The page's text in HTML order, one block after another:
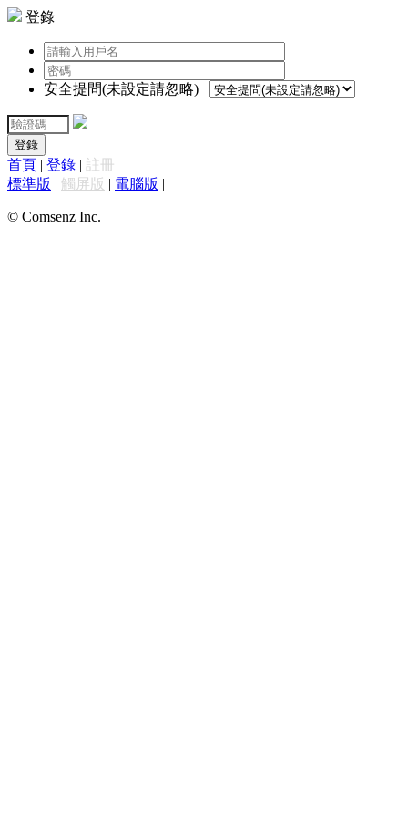
登錄
安全提問(未設定請忽略)
登錄
首頁 | 登錄 | 註冊
標準版 | 觸屏版 | 電腦版 |
© Comsenz Inc.